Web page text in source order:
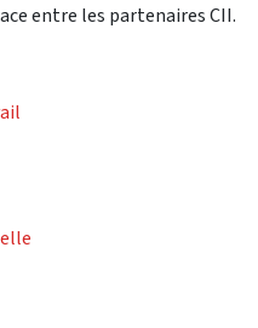
entre les partenaires CII.